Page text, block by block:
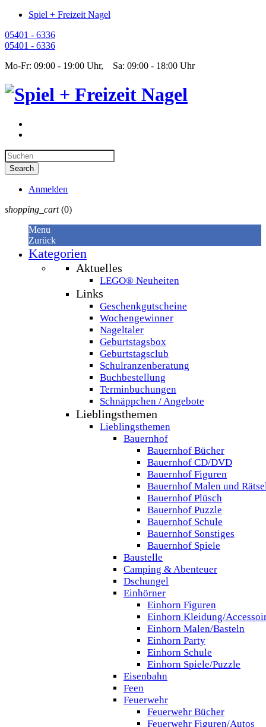
Spiel + Freizeit Nagel
05401 - 6336
05401 - 6336
Mo-Fr: 09:00 - 19:00 Uhr, Sa: 09:00 - 18:00 Uhr
Anmelden
shopping_cart (0)
Menu
Zurück
Kategorien
Aktuelles
LEGO® Neuheiten
Links
Geschenkgutscheine
Wochengewinner
Nageltaler
Geburtstagsbox
Geburtstagsclub
Schulranzenberatung
Buchbestellung
Terminbuchungen
Schnäppchen / Angebote
Lieblingsthemen
Lieblingsthemen
Bauernhof
Bauernhof Bücher
Bauernhof CD/DVD
Bauernhof Figuren
Bauernhof Malen und
Bauernhof Plüsch
Bauernhof Puzzle
Bauernhof Schule
Bauernhof Sonstiges
Bauernhof Spiele
Baustelle
Camping & Abenteuer
Dschungel
Einhörner
Einhorn Figuren
Einhorn Kleidung/
Einhorn Malen/Basteln
Einhorn Party
Einhorn Schule
Einhorn Spiele/Puzzle
Eisenbahn
Feen
Feuerwehr
Feuerwehr Bücher
Feuerwehr Figuren/Autos